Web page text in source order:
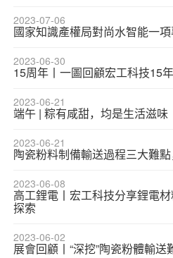
2023-07-06
國家知識產權局對尚水智能一
2023-06-30
15周年丨一圖回顧宏工科技15
2023-06-21
端午 | 粽有咸甜，均是生活滋味
2023-06-21
陶瓷粉料制備輸送過程三大難點
2023-06-08
高工鋰電丨宏工科技分享鋰電材
探索
2023-06-02
展會回顧丨“深挖”陶瓷粉體輸送